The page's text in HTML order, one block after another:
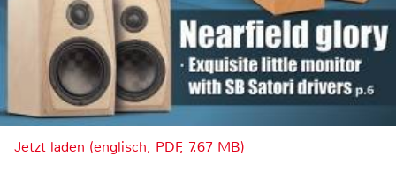
Jetzt laden (englisch, PDF, 7.67 MB)